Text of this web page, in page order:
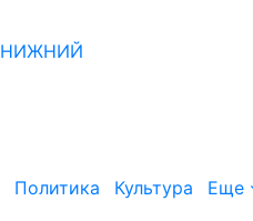
Политика Культура Еще